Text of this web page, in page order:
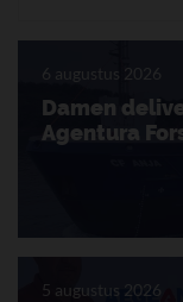
6 augustus 2026
Damen
Agentura
5 augustus 2026